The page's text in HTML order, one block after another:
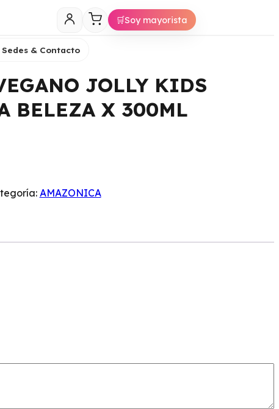
🛒Soy mayorista
Sedes & Contacto
JOLLY KIDS
BELEZA X 300ML
AMAZONICA